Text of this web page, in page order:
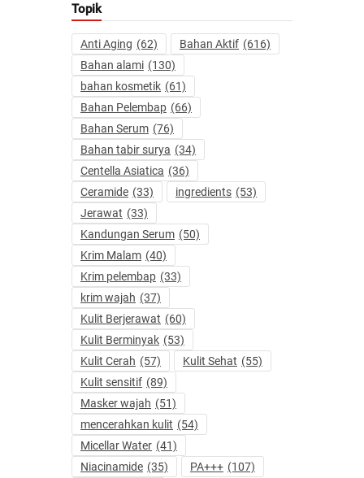
Topik
Anti Aging (62) Bahan Aktif (616)
Bahan alami (130)
bahan kosmetik (61)
Bahan Pelembap (66)
Bahan Serum (76)
Bahan tabir surya (34)
Centella Asiatica (36)
Ceramide (33) ingredients (53)
Jerawat (33)
Kandungan Serum (50)
Krim Malam (40)
Krim pelembap (33)
krim wajah (37)
Kulit Berjerawat (60)
Kulit Berminyak (53)
Kulit Cerah (57) Kulit Sehat (55)
Kulit sensitif (89)
Masker wajah (51)
mencerahkan kulit (54)
Micellar Water (41)
Niacinamide (35) PA+++ (107)